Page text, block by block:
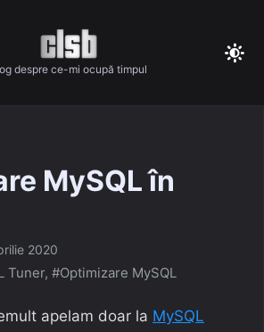
despre ce-mi ocupă timpul
MySQL în
2020
Tuner, #Optimizare MySQL
apelam doar la MySQL